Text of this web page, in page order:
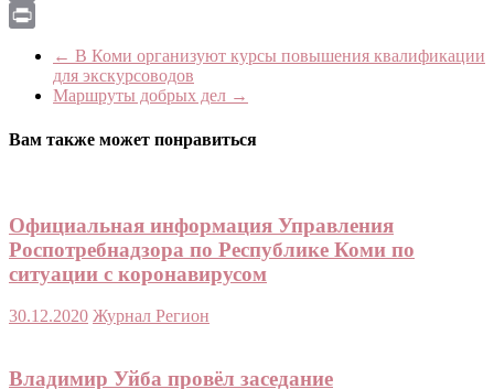
Email
← В Коми организуют курсы повышения квалификации
для экскурсоводов
Маршруты добрых дел →
Вам также может понравиться
Официальная информация Управления
Роспотребнадзора по Республике Коми по
ситуации с коронавирусом
30.12.2020 Журнал Регион
Владимир Уйба провёл заседание